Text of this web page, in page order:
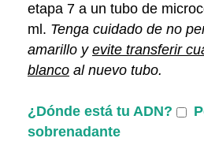
etapa 7 a un tubo de
ml. Tenga cuidado de no
amarillo y evite transferir
blanco al nuevo tubo.
¿Dónde está tu ADN?
sobrenadante